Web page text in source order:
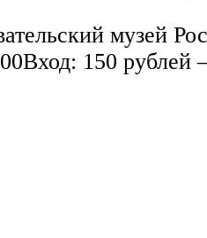
музей
150